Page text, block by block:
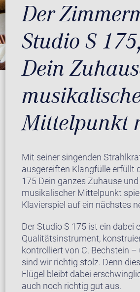
Der
Studio S
Dein
Mittelpunkt
Mit seiner singenden
ausgereiften Klangfülle erfüllt
175 Dein ganzes Zuhause
musikalischer Mittelpunkt
Klavierspiel auf ein nächstes
Der Studio S 175 ist ein dabei
Qualitätsinstrument,
kontrolliert von C. Bechstein
sind wir richtig stolz. Denn
Flügel bleibt dabei
auch noch richtig gut aus.